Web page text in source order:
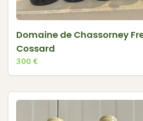
Domaine de Chassorney
Cossard
300 €